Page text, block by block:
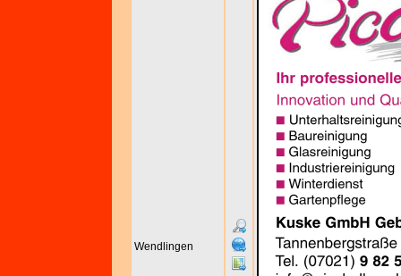
Wendlingen